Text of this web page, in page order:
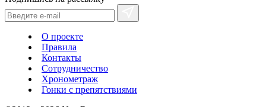
О проекте
Правила
Контакты
Сотрудничество
Хронометраж
Гонки с препятствиями